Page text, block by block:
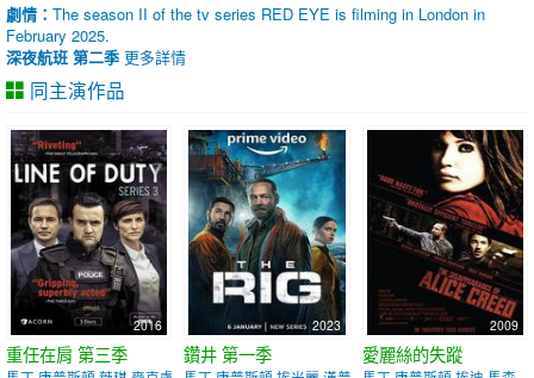
劇情： The season II of the tv series RED EYE is filming in London in
February 2025.
深夜航班 第二季 更多詳情
同主演作品
2016
重任在肩 第三季
2023
鑽井 第一季
2009
愛麗絲的失蹤